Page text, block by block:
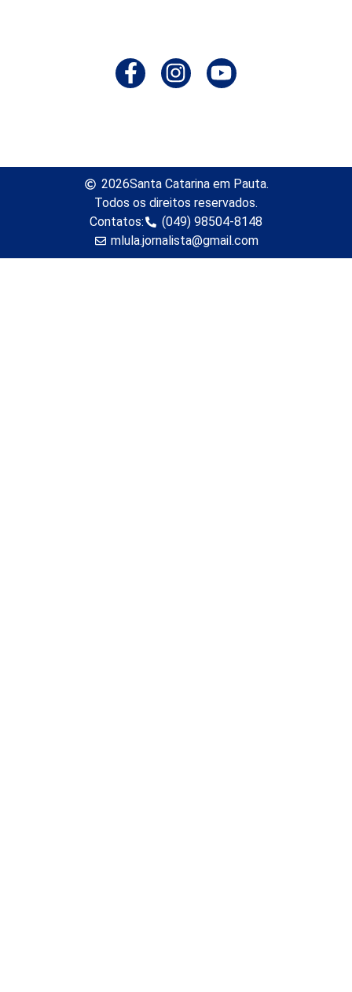
2026Santa Catarina em Pauta.
Todos os direitos reservados.
Contatos:
(049) 98504-8148
mlula.jornalista@gmail.com